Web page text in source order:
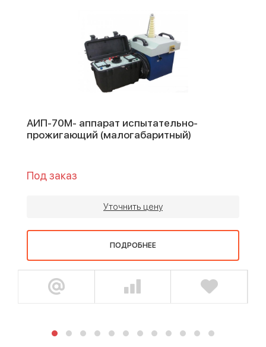
АИП-70М- аппарат испытательно-
прожигающий (малогабаритный)
Под заказ
Уточнить цену
ПОДРОБНЕЕ